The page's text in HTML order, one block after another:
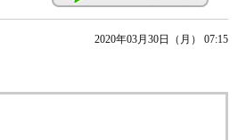
2020年03月30日（月） 07:15